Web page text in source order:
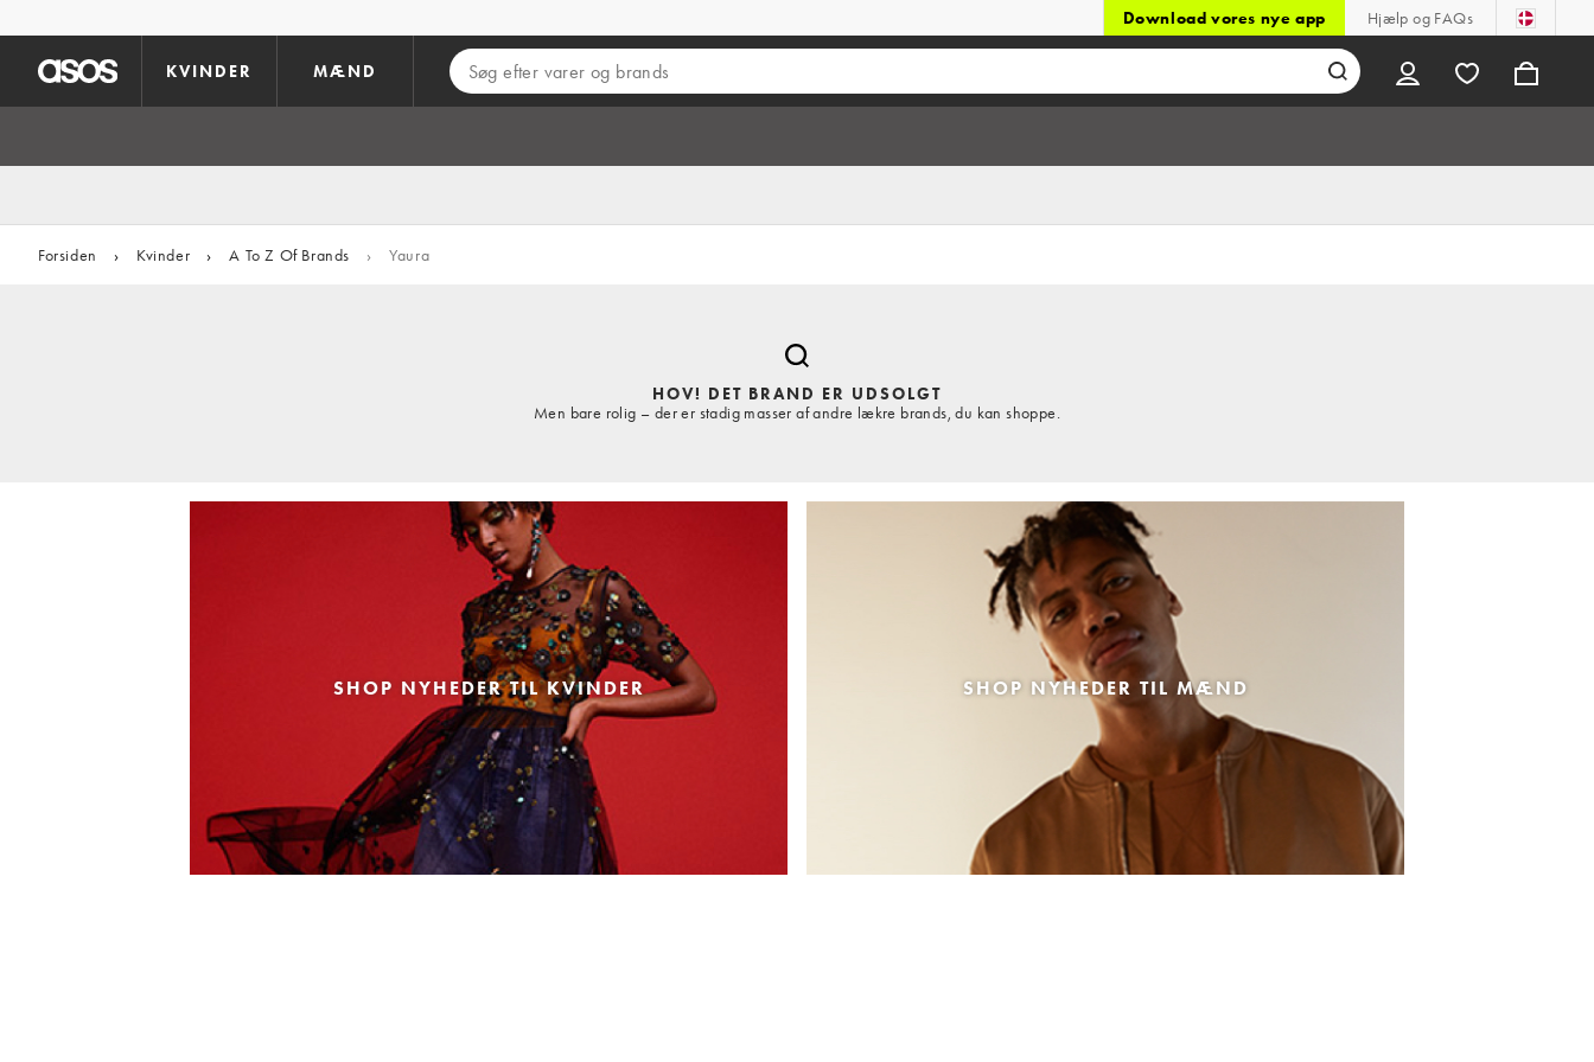
Download vores nye app Hjælp og FAQs
KVINDER MÆND
Forsiden › Kvinder › A To Z Of Brands › Yaura
HOV! DET BRAND ER UDSOLGT
Men bare rolig – der er stadig masser af andre lækre brands, du kan shoppe.
SHOP NYHEDER TIL KVINDER SHOP NYHEDER TIL MÆND